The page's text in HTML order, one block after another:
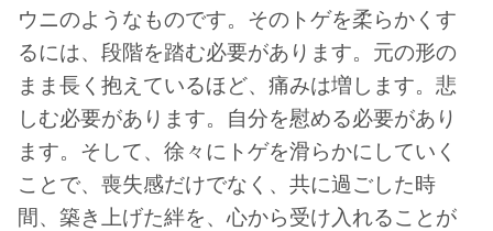
ウニのようなものです。そのトゲを柔らかくす
るには、段階を踏む必要があります。元の形の
まま長く抱えているほど、痛みは増します。悲
しむ必要があります。自分を慰める必要があり
ます。そして、徐々にトゲを滑らかにしていく
ことで、喪失感だけでなく、共に過ごした時
間、築き上げた絆を、心から受け入れることが